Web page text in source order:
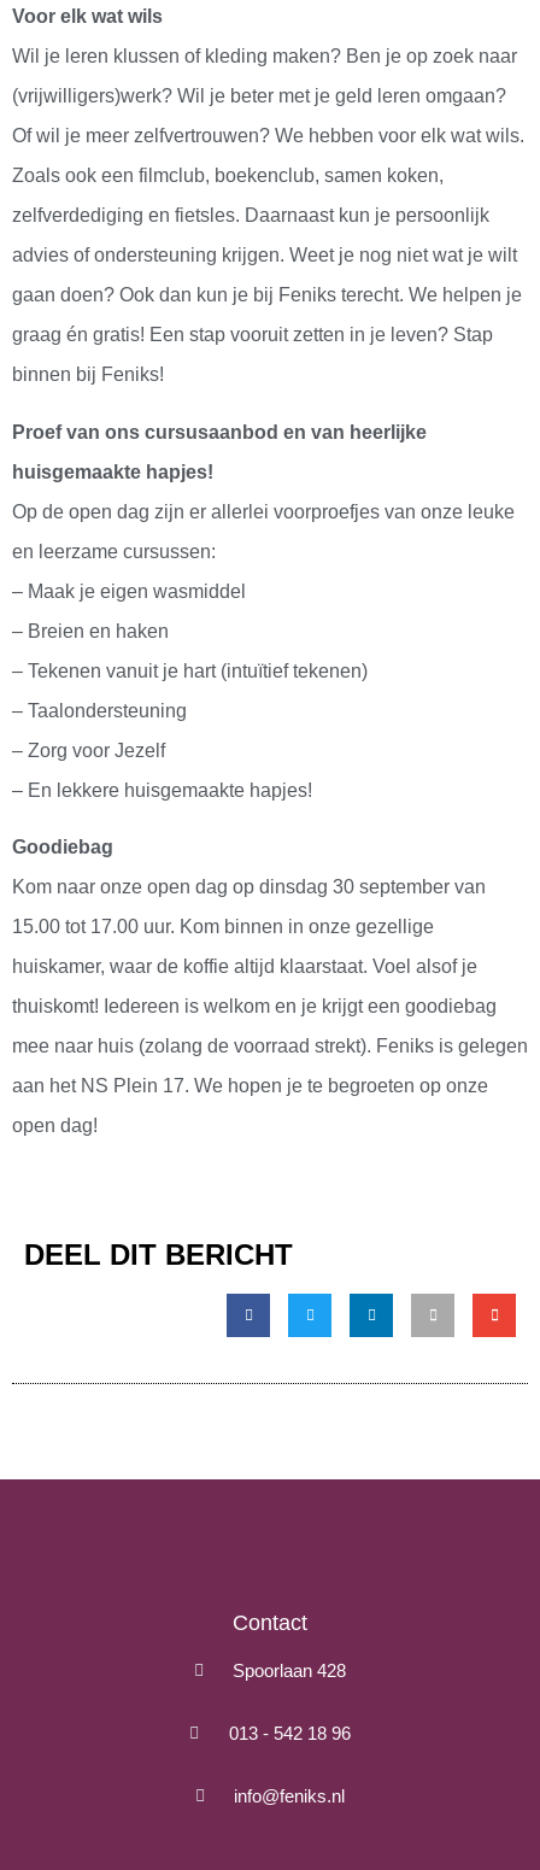
Voor elk wat wils
Wil je leren klussen of kleding maken? Ben je op zoek naar
(vrijwilligers)werk? Wil je beter met je geld leren omgaan?
Of wil je meer zelfvertrouwen? We hebben voor elk wat wils.
Zoals ook een filmclub, boekenclub, samen koken,
zelfverdediging en fietsles. Daarnaast kun je persoonlijk
advies of ondersteuning krijgen. Weet je nog niet wat je wilt
gaan doen? Ook dan kun je bij Feniks terecht. We helpen je
graag én gratis! Een stap vooruit zetten in je leven? Stap
binnen bij Feniks!
Proef van ons cursusaanbod en van heerlijke
huisgemaakte hapjes!
Op de open dag zijn er allerlei voorproefjes van onze leuke
en leerzame cursussen:
– Maak je eigen wasmiddel
– Breien en haken
– Tekenen vanuit je hart (intuïtief tekenen)
– Taalondersteuning
– Zorg voor Jezelf
– En lekkere huisgemaakte hapjes!
Goodiebag
Kom naar onze open dag op dinsdag 30 september van
15.00 tot 17.00 uur. Kom binnen in onze gezellige
huiskamer, waar de koffie altijd klaarstaat. Voel alsof je
thuiskomt! Iedereen is welkom en je krijgt een goodiebag
mee naar huis (zolang de voorraad strekt). Feniks is gelegen
aan het NS Plein 17. We hopen je te begroeten op onze
open dag!
DEEL DIT BERICHT
Contact
Spoorlaan 428
013 - 542 18 96
info@feniks.nl